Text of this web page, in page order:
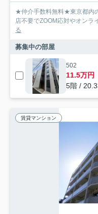
★仲介手数料無料★東京都内
店不要でZOOM応対やオンラ
る
募集中の部屋
502
11.5万円
5階 /
賃貸マンション